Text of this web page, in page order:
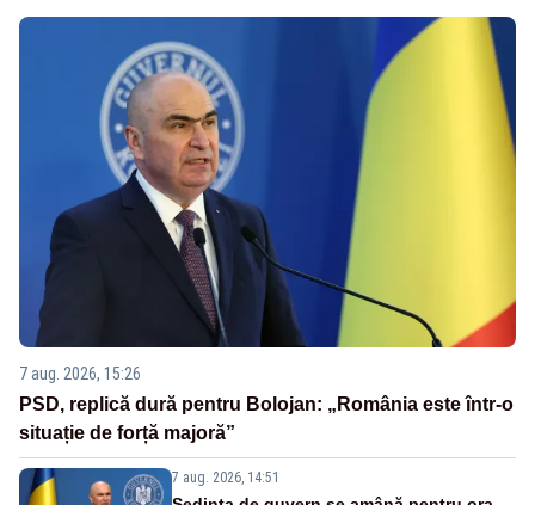
7 aug. 2026, 15:26
PSD, replică dură pentru Bolojan: „România este într-o
situație de forță majoră”
7 aug. 2026, 14:51